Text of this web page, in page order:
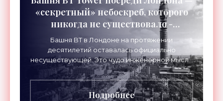
«секретный» небоскреб, которого
никогда не существовало -
«Технологии»
Башня BT в Лондоне на протяжении
десятилетий оставалась официально
несуществующей. Это чудо инженерной мысли
высотой 189 метров привлекало тысячи
посетителей, знаменитостей и даже членов
Подробнее